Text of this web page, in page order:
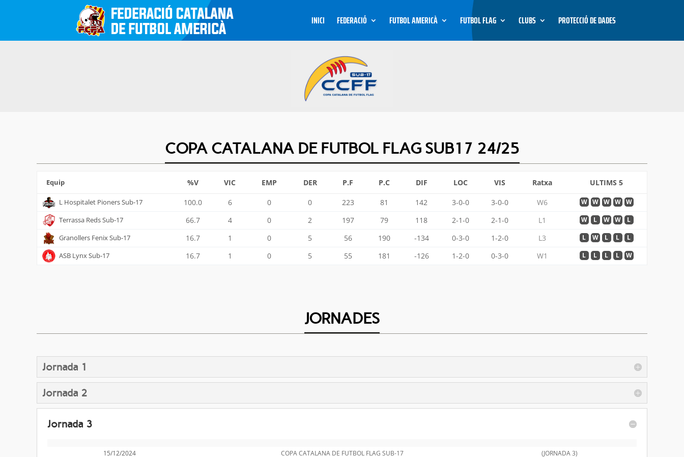
INICI FEDERACIÓ FUTBOL AMERICÀ FUTBOL FLAG CLUBS PROTECCIÓ DE DADES
COPA CATALANA DE FUTBOL FLAG SUB17 24/25
Equip %V VIC EMP DER P.F P.C DIF LOC VIS Ratxa ULTIMS 5
L Hospitalet Pioners Sub-17 100.0 6 0 0 223 81 142 3-0-0 3-0-0 W6 W W W W W
Terrassa Reds Sub-17 66.7 4 0 2 197 79 118 2-1-0 2-1-0 L1 W L W W L
Granollers Fenix Sub-17 16.7 1 0 5 56 190 -134 0-3-0 1-2-0 L3 L W L L L
ASB Lynx Sub-17 16.7 1 0 5 55 181 -126 1-2-0 0-3-0 W1 L L L L W
JORNADES
Jornada 1
Jornada 2
Jornada 3
15/12/2024 (JORNADA 3)
COPA CATALANA DE FUTBOL FLAG SUB-17